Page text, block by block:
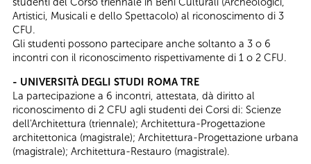
Artistici, Musicali e dello Spettacolo) al riconoscimento di 3
CFU.
Gli studenti possono partecipare anche soltanto a 3 o 6
incontri con il riconoscimento rispettivamente di 1 o 2 CFU.
- UNIVERSITÀ DEGLI STUDI ROMA TRE
La partecipazione a 6 incontri, attestata, dà diritto al
riconoscimento di 2 CFU agli studenti dei Corsi di: Scienze
dell'Architettura (triennale); Architettura-Progettazione
architettonica (magistrale); Architettura-Progettazione urbana
(magistrale); Architettura-Restauro (magistrale).